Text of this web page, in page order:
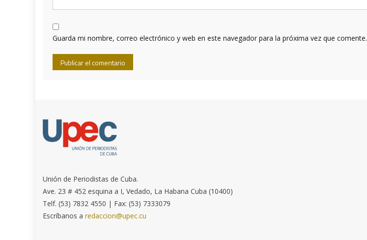
Guarda mi nombre, correo electrónico y web en este navegador para la próxima vez que comente.
Unión de Periodistas de Cuba.
Ave. 23 # 452 esquina a I, Vedado, La Habana Cuba (10400)
Telf. (53) 7832 4550 | Fax: (53) 7333079
Escríbanos aredaccion@upec.cu